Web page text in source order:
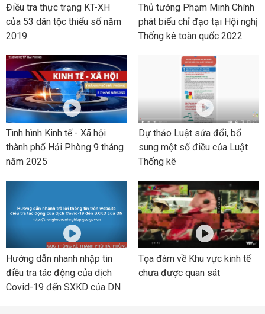
Điều tra thực trạng KT-XH
của 53 dân tộc thiểu số năm
2019
Thủ tướng Phạm Minh Chính
phát biểu chỉ đạo tại Hội nghị
Thống kê toàn quốc 2022
Tình hình Kinh tế - Xã hội
thành phố Hải Phòng 9 tháng
năm 2025
Dự thảo Luật sửa đổi, bổ
sung một số điều của Luật
Thống kê
Hướng dẫn nhanh nhập tin
điều tra tác động của dịch
Covid-19 đến SXKD của DN
Tọa đàm về Khu vực kinh tế
chưa được quan sát